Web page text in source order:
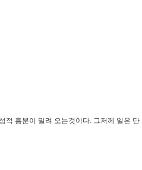
흥분이 밀려 오는것이다. 그저께 일은